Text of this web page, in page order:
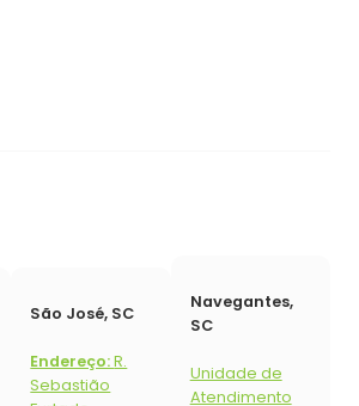
São José, SC
Endereço:R.
Sebastião
Navegantes,
SC
Unidade de
Atendimento